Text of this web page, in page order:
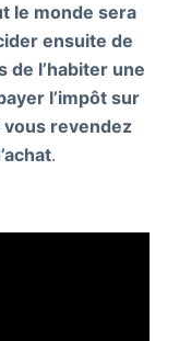
le monde sera
ensuite de
de l’habiter une
l’impôt sur
vous revendez
.